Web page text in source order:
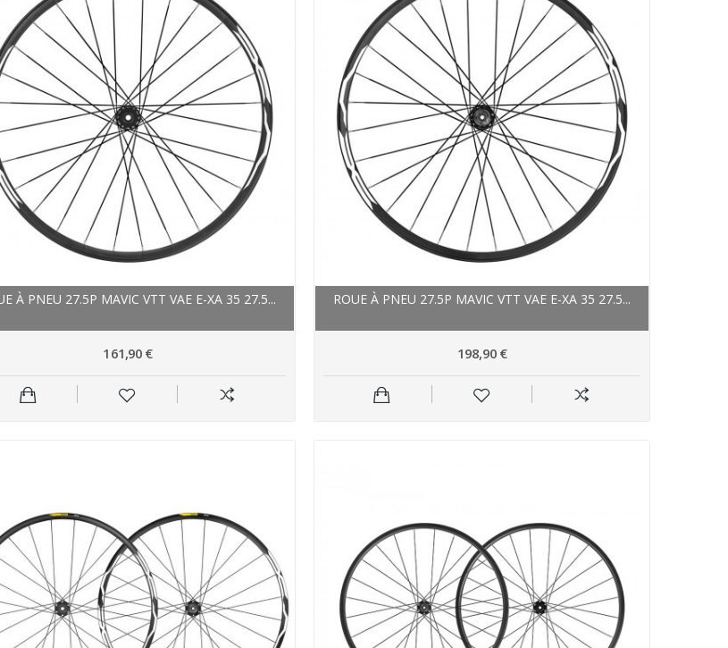
À PNEU 27.5P MAVIC VTT VAE E-XA 35 27.5...
161,90 €
ROUE À PNEU 27.5P MAVIC VTT VAE E-XA 35 27.5...
198,90 €